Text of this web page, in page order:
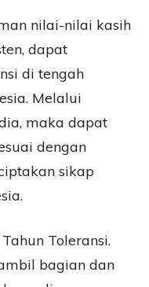
nilai-nilai kasih
dapat
di tengah
Melalui
maka dapat
dengan
sikap
Toleransi.
bagian dan